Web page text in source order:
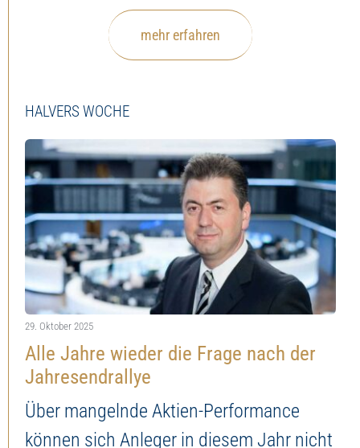
mehr erfahren
HALVERS WOCHE
29. Oktober 2025
Alle Jahre wieder die Frage nach der
Jahresendrallye
Über mangelnde Aktien-Performance
können sich Anleger in diesem Jahr nicht